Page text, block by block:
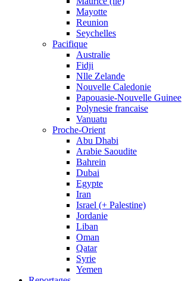
Mayotte
Reunion
Seychelles
Pacifique
Australie
Fidji
Nlle Zelande
Nouvelle Caledonie
Papouasie-Nouvelle Guinee
Polynesie francaise
Vanuatu
Proche-Orient
Abu Dhabi
Arabie Saoudite
Bahrein
Dubai
Egypte
Iran
Israel (+ Palestine)
Jordanie
Liban
Oman
Qatar
Syrie
Yemen